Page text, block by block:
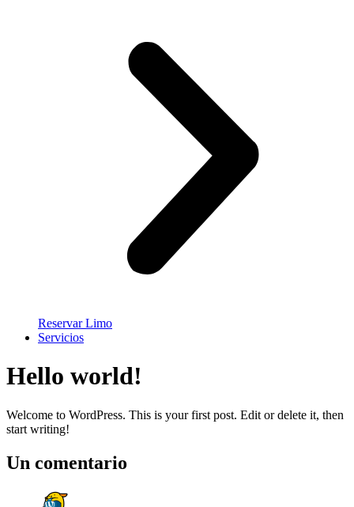
Reservar Limo
Servicios
Hello world!
Welcome to WordPress. This is your first post. Edit or delete it, then
start writing!
Un comentario